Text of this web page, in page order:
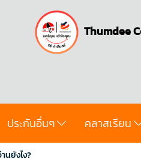
Thumdee
ประกันอื่นๆ คลาสเรียน
นยังไง?